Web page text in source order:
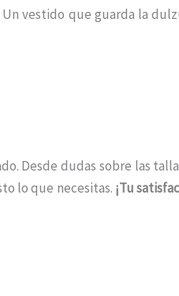
vestido que guarda la
Desde dudas sobre las
lo que necesitas. ¡Tu